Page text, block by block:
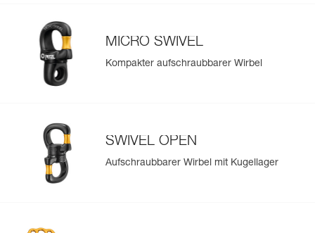
MICRO SWIVEL
Kompakter aufschraubbarer Wirbel
SWIVEL OPEN
Aufschraubbarer Wirbel mit Kugellager